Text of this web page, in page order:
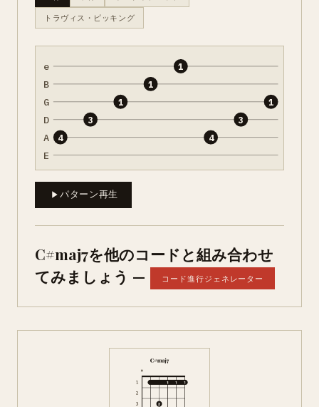
トラヴィス・ピッキング
e
B
G
D
A
E
4
3
1
1
1
4
3
1
パターン再生
C#maj7を他のコードと組み合わせ
てみましょう —
コード進行ジェネレーター